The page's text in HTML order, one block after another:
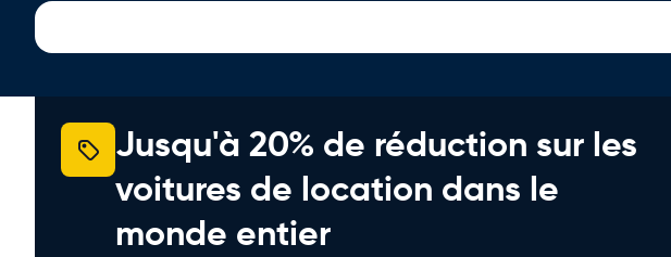
Jusqu'à 20% de réduction sur les
voitures de location dans le
monde entier